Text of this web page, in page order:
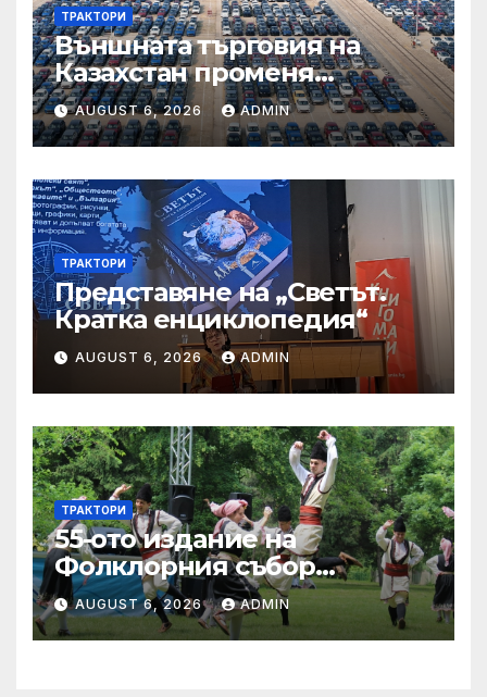
ТРАКТОРИ
Външната търговия на
Казахстан променя
структурата си – шест
тенденции
AUGUST 6, 2026 ADMIN
ТРАКТОРИ
Представяне на „Светът.
Кратка енциклопедия“
AUGUST 6, 2026 ADMIN
ТРАКТОРИ
55-ото издание на
Фолклорния събор
„Златната гъдулка“ ще се
проведе на 8 юни в Парка
на младежта
AUGUST 6, 2026 ADMIN